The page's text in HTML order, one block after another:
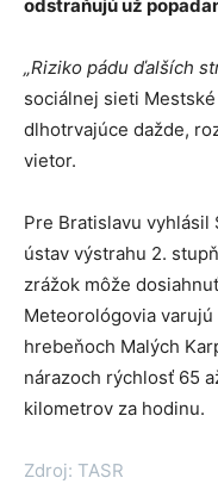
odstraňujú už
„Riziko pádu ďalších
sociálnej sieti
dlhotrvajúce dažde,
vietor.
Pre Bratislavu
ústav výstrahu 2.
zrážok môže
Meteorológovia
hrebeňoch Malých
nárazoch rýchlosť 65
kilometrov za hodinu.
Zdroj: TASR